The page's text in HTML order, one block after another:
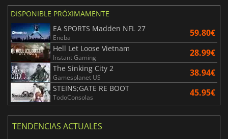
DISPONIBLE PRÓXIMAMENTE
EA SPORTS Madden NFL 27
Eneba 59.80€
Hell Let Loose Vietnam
Instant Gaming 28.99€
The Sinking City 2
Gamesplanet US 38.94€
STEINS;GATE RE BOOT
TodoConsolas 45.95€
TENDENCIAS ACTUALES